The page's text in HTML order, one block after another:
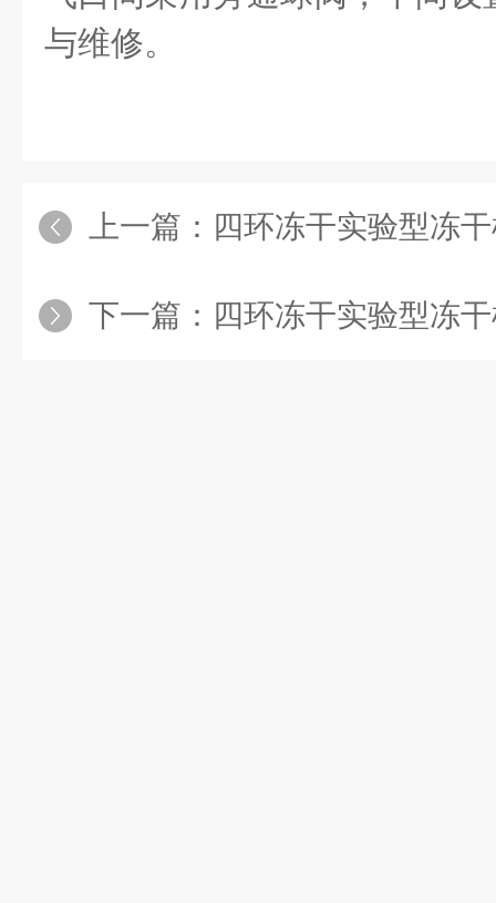
与维修。
上一篇： 四环冻干实验型冻
下一篇： 四环冻干实验型冻干机